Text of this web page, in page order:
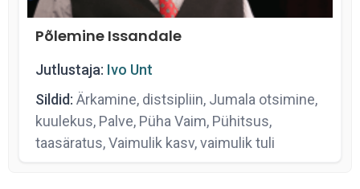
Põlemine Issandale
Jutlustaja: Ivo Unt
Sildid: Ärkamine, distsipliin, Jumala otsimine,
kuulekus, Palve, Püha Vaim, Pühitsus,
taasäratus, Vaimulik kasv, vaimulik tuli